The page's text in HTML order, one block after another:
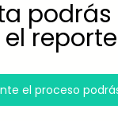
el proceso